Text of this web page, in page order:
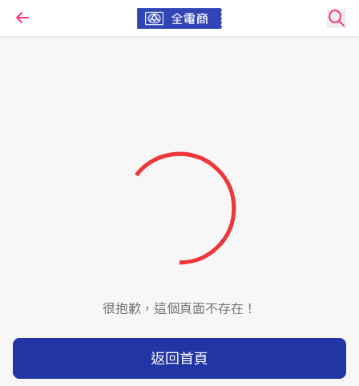
很抱歉，這個頁面不存在！
返回首頁